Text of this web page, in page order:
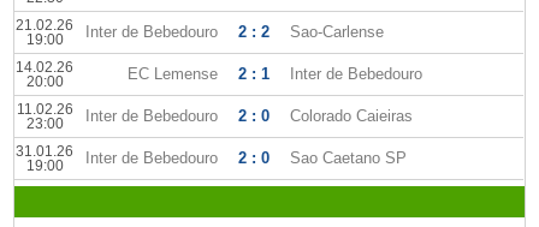
21.02.26
19:00
Inter de Bebedouro 2 : 2 Sao-Carlense
14.02.26
20:00
EC Lemense 2 : 1 Inter de Bebedouro
11.02.26
23:00
Inter de Bebedouro 2 : 0 Colorado Caieiras
31.01.26
19:00
Inter de Bebedouro 2 : 0 Sao Caetano SP